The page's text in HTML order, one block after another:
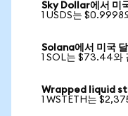
Sky Dollar에서 미
1 USDS는 $0.9998
Solana에서 미국 달
1 SOL는 $73.44와
Wrapped liquid
1 WSTETH는